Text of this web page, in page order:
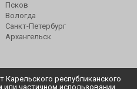
Псков
Вологда
Санкт-Петербург
Архангельск
республиканского
частичном использовании